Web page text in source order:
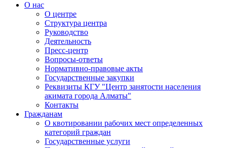
О нас
О центре
Структура центра
Руководство
Деятельность
Пресс-центр
Вопросы-ответы
Нормативно-правовые акты
Государственные закупки
Реквизиты КГУ "Центр занятости населения
акимата города Алматы"
Контакты
Гражданам
О квотировании рабочих мест определенных
категорий граждан
Государственные услуги